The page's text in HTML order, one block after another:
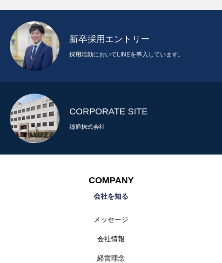
新卒採用エントリー
採用活動においてLINEを導入しています。
CORPORATE SITE
鐘通株式会社
COMPANY
会社を知る
メッセージ
会社情報
経営理念